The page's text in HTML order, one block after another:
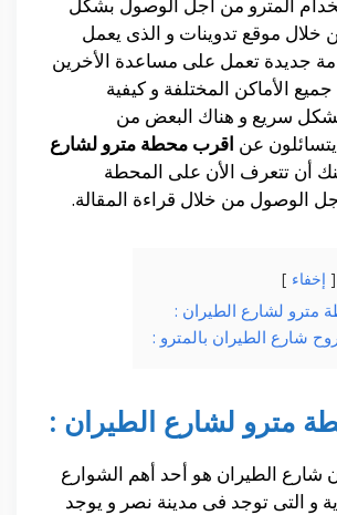
خلال موقع تدوينات و الذى يعمل
جديدة تعمل على مساعدة الأخرين
الأماكن المختلفة و كيفية
بشكل سريع و هناك البعض من
عن اقرب محطة مترو لشارع
أن تتعرف الأن على المحطة
الوصول من خلال قراءة المقالة.
إخفاء
مترو لشارع الطيران :
شارع الطيران بالمترو :
مترو لشارع الطيران :
شارع الطيران هو أحد أهم الشوارع
و التى توجد فى مدينة نصر و يوجد